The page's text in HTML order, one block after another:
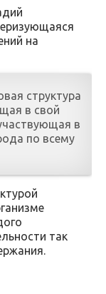
на
структура
в свой
в
по всему
так